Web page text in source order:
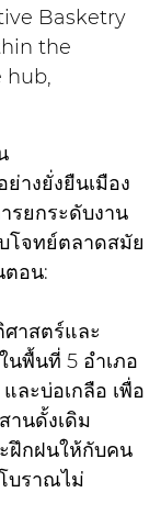
Basketry
the
hub,
างยั่งยืนเมือง
รยกระดับงาน
โจทย์ตลาดสมัย
ตอน:
าสตร์และ
พื้นที่ 5 อำเภอ
ละบ่อเกลือ เพื่อ
านดั้งเดิม
ฝึกฝนให้กับคน
บราณไม่